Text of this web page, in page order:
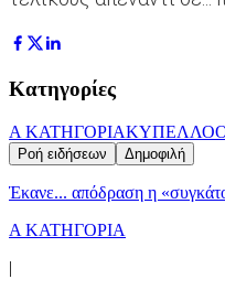
Κατηγορίες
Α ΚΑΤΗΓΟΡΙΑΚΥΠΕΛΛΟ
Ροή ειδήσεων Δημοφιλή
Έκανε... απόδραση η
Α ΚΑΤΗΓΟΡΙΑ
|